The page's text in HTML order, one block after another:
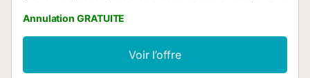
répartis sur la propriété. Ce n’est pas un hôtel.
L’appartement Lis se trouve dans La Casona, qui regroupe
4 autres hébergements : Cala, Musa, Iris et Dalia. Il peut
accueillir 4 personnes et comprend un salon-cuisine, une
salle de bain, 2 lits simples et 1 lit double. Les chambres
Annulation GRATUITE
Voir l’offre